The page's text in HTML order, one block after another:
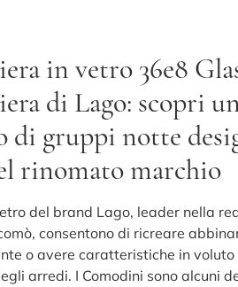
in vetro 36e8
di Lago: scopri
di gruppi notte
rinomato marchio
del brand Lago, leader nella
consentono di ricreare
o avere caratteristiche in
arredi. I Comodini sono alcuni